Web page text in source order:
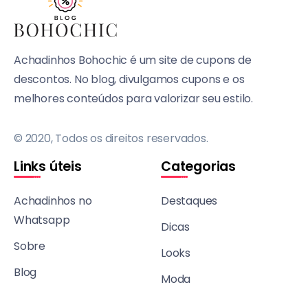
Achadinhos Bohochic é um site de cupons de
descontos. No blog, divulgamos cupons e os
melhores conteúdos para valorizar seu estilo.
© 2020, Todos os direitos reservados.
Links úteis
Achadinhos no
Whatsapp
Sobre
Blog
Categorias
Destaques
Dicas
Looks
Moda